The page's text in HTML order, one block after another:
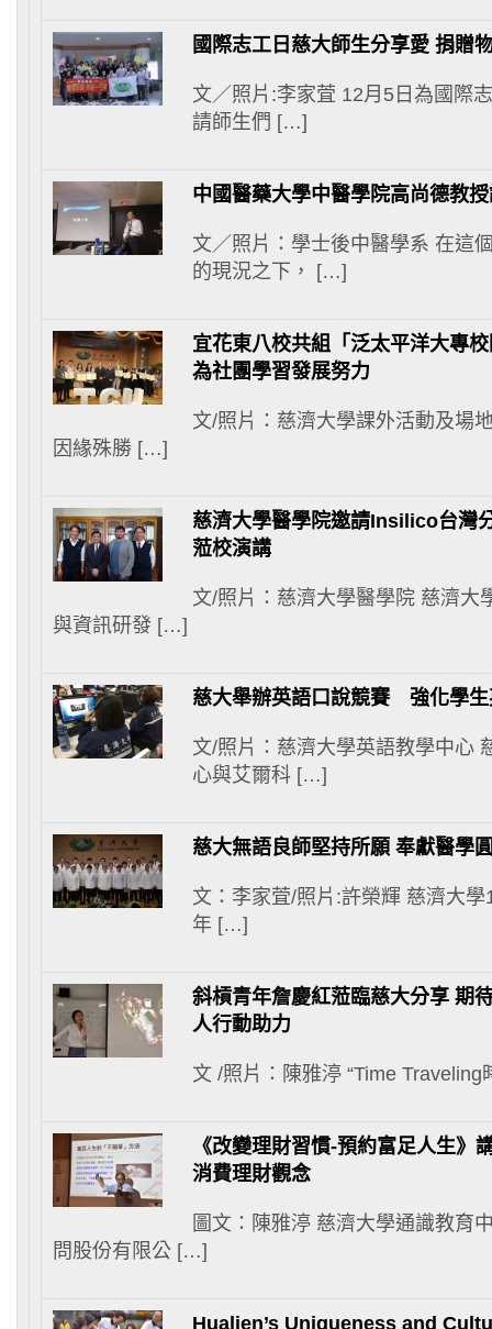
國際志工日慈大師生分享愛 捐贈
文／照片:李家萓 12月5日為國際
請師生們 […]
中國醫藥大學中醫學院高尚德教
文／照片：學士後中醫學系 在這
的現況之下， […]
宜花東八校共組「泛太平洋大專
為社團學習發展努力
文/照片：慈濟大學課外活動及場
因緣殊勝 […]
慈濟大學醫學院邀請Insilico台灣
蒞校演講
文/照片：慈濟大學醫學院 慈濟大
與資訊研發 […]
慈大舉辦英語口說競賽 強化學生
文/照片：慈濟大學英語教學中心
心與艾爾科 […]
慈大無語良師堅持所願 奉獻醫學
文：李家萓/照片:許榮輝 慈濟大
年 […]
斜槓青年詹慶紅蒞臨慈大分享 期
人行動助力
文 /照片：陳雅渟 “Time
《改變理財習慣-預約富足人生》
消費理財觀念
圖文：陳雅渟 慈濟大學通識教育
問股份有限公 […]
Hualien’s Uniqueness and